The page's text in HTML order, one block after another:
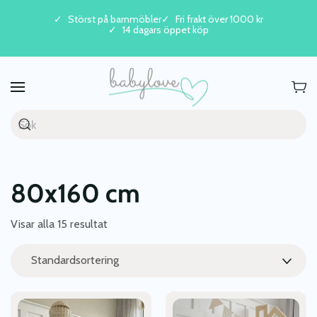
Skip to main content
Störst på barnmöbler
Fri frakt över 1000 kr
14 dagars öppet köp
80x160 cm
Visar alla 15 resultat
Den
här
Den
här